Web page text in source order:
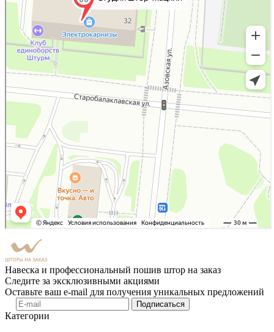
Навеска и профессиональный пошив штор на заказ
Следите за эксклюзивными акциями
Оставьте ваш e-mail для получения уникальных предложений
Подписаться
Категории